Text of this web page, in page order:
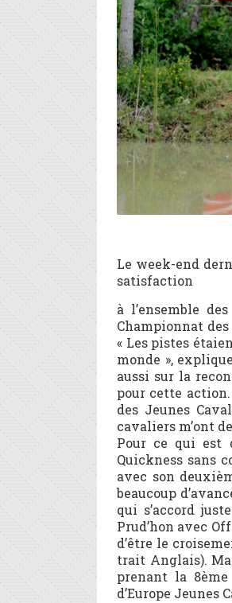
Le week-end
satisfaction
à l’ensemble
Championnat
« Les pistes
monde »,
aussi sur la
pour cette
des Jeunes
cavaliers m’ont
Pour ce qui est
Quickness sans
avec son
beaucoup
qui s’accord
Prud’hon avec
d’être le
trait Anglais).
prenant la
d’Europe Jeunes